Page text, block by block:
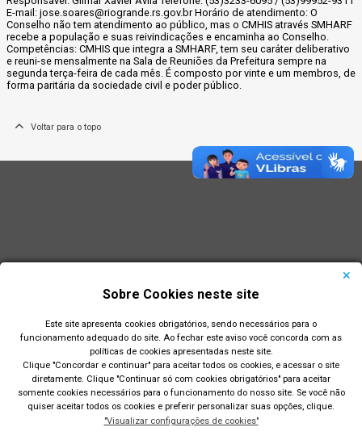
E-mail: jose.soares@riogrande.rs.gov.br Horário de atendimento: O
Conselho não tem atendimento ao público, mas o CMHIS através SMHARF
recebe a população e suas reivindicações e encaminha ao Conselho.
Competências: CMHIS que integra a SMHARF, tem seu caráter deliberativo
e reuni-se mensalmente na Sala de Reuniões da Prefeitura sempre na
segunda terça-feira de cada mês. É composto por vinte e um membros, de
forma paritária da sociedade civil e poder público.
Voltar para o topo
Sobre Cookies neste site
Este site apresenta cookies obrigatórios, sendo necessários para o
funcionamento adequado do site. Ao fechar este aviso você concorda com as
políticas de cookies apresentadas neste site.
Clique "Concordar e continuar" para aceitar todos os cookies, e acessar o site
diretamente. Clique "Continuar só com cookies obrigatórios" para aceitar
somente cookies necessários para o funcionamento do nosso site. Se você não
quiser aceitar todos os cookies e preferir personalizar suas opções, clique.
"Visualizar configurações de cookies"
Prefeitura Municipal de Rio Grande
Largo Engenheiro João Fernandes Moreira - Centro - Rio